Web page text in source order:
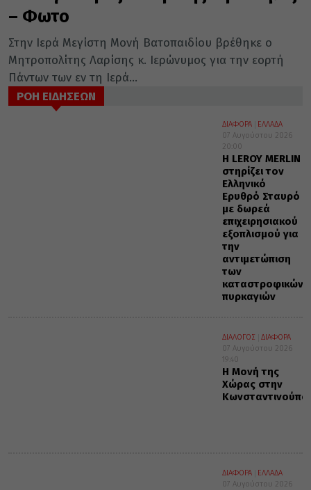
– Φωτο
Στην Ιερά Μεγίστη Μονή Βατοπαιδίου βρέθηκε ο
Μητροπολίτης Λαρίσης κ. Ιερώνυμος για την εορτή
Πάντων των εν τη Ιερά...
ΡΟΗ ΕΙΔΗΣΕΩΝ
ΔΙΑΦΟΡΑ
ΕΛΛΑΔΑ
07 Αυγούστου 2026
20:00
Η LEROY MERLIN
στηρίζει τον
Ελληνικό
Ερυθρό Σταυρό
με δωρεά
επιχειρησιακού
εξοπλισμού για
την
αντιμετώπιση
των
καταστροφικών
πυρκαγιών
ΔΙΑΛΟΓΟΣ
ΔΙΑΦΟΡΑ
07 Αυγούστου 2026
19:40
Η Μονή της
Χώρας στην
ΔΙΑΦΟΡΑ
ΕΛΛΑΔΑ
07 Αυγούστου 2026